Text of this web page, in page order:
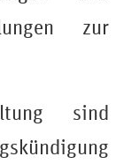
zur
sind